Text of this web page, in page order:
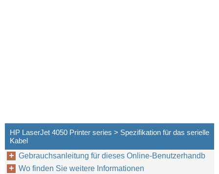
HP LaserJet 4050 Printer series > Spezifikation für das serielle
Kabel
Gebrauchsanleitung für dieses Online-Benutzerhandb
Wo finden Sie weitere Informationen